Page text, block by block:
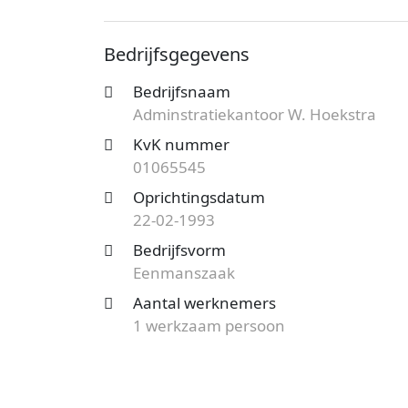
mogelijkheden?Start nu je gratis
het aanbod en bespaar op de kosten!
Bedrijfsgegevens
Bedrijfsnaam
Adminstratiekantoor W. Hoekstra
KvK nummer
01065545
Oprichtingsdatum
22-02-1993
Bedrijfsvorm
Eenmanszaak
Aantal werknemers
1 werkzaam persoon